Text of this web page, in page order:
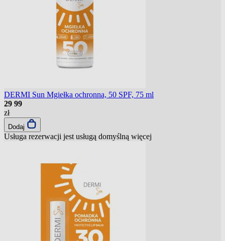
DERMI Sun Mgiełka ochronna, 50 SPF, 75 ml
29 99
zł
Dodaj
Usługa rezerwacji jest usługą domyślną więcej